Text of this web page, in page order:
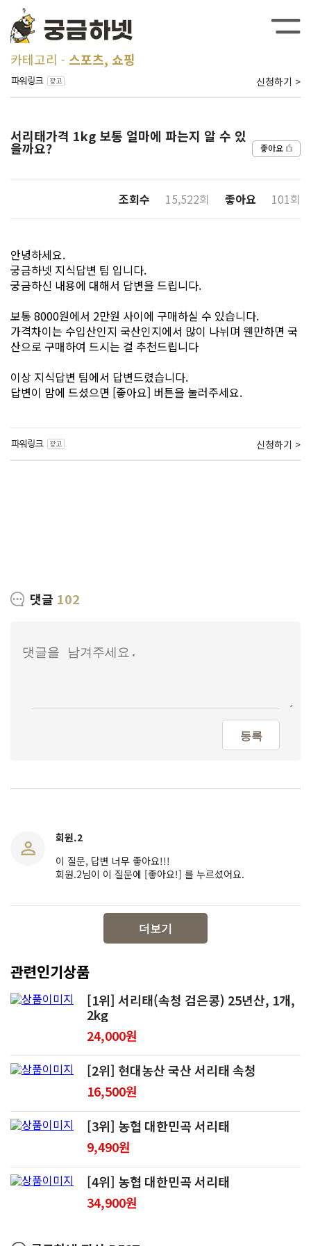
카테고리 스포츠, 쇼핑
신청하기 >
서리태가격 1kg 보통 얼마에 파는지 알 수 있
을까요? 좋아요
조회수 15,522회 좋아요 101회
안녕하세요.
궁금하넷 지식답변 팀 입니다.
궁금하신 내용에 대해서 답변을 드립니다.
보통 8000원에서 2만원 사이에 구매하실 수 있습니다.
가격차이는 수입산인지 국산인지에서 많이 나뉘며 웬만하면 국
산으로 구매하여 드시는 걸 추천드립니다
이상 지식답변 팀에서 답변드렸습니다.
답변이 맘에 드셨으면 [좋아요] 버튼을 눌러주세요.
신청하기 >
댓글 102
등록
회원.2
이 질문, 답변 너무 좋아요!!!
회원.2님이 이 질문에 [좋아요!] 를 누르셨어요.
더보기
관련인기상품
[1위] 서리태(속청 검은콩) 25년산, 1개,
2kg
24,000원
[2위] 현대농산 국산 서리태 속청
16,500원
[3위] 농협 대한민곡 서리태
9,490원
[4위] 농협 대한민곡 서리태
34,900원